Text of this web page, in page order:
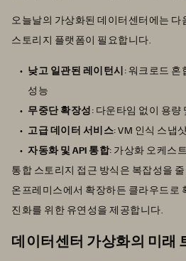
오늘날의 가상화된 데이터센터에는 다
스토리지 플랫폼이 필요합니다.
낮고 일관된 레이턴시: 워크로드 혼
성능
무중단 확장성: 다운타임 없이 용량
고급 데이터 서비스: VM 인식 스냅
자동화 및 API 통합: 가상화 오케스
통합 스토리지 접근 방식은 복잡성을
온프레미스에서 확장하든 클라우드로
진화를 위한 유연성을 제공합니다.
데이터센터 가상화의 미래